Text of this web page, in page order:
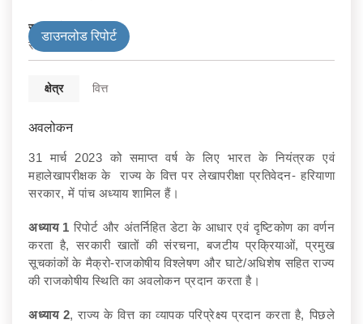
सरकार के प्रकार
राज्य
डाउनलोड रिपोर्ट
क्षेत्र वित्त
अवलोकन
31 मार्च 2023 को समाप्त वर्ष के लिए भारत के नियंत्रक एवं
महालेखापरीक्षक के राज्य के वित्त पर लेखापरीक्षा प्रतिवेदन- हरियाणा
सरकार, में पांच अध्याय शामिल हैं।
अध्याय 1रिपोर्ट और अंतर्निहित डेटा के आधार एवं दृष्टिकोण का वर्णन
करता है, सरकारी खातों की संरचना, बजटीय प्रक्रियाओं, प्रमुख
सूचकांकों के मैक्रो-राजकोषीय विश्लेषण और घाटे/अधिशेष सहित राज्य
की राजकोषीय स्थिति का अवलोकन प्रदान करता है।
अध्याय 2, राज्य के वित्त का व्यापक परिप्रेक्ष्य प्रदान करता है, पिछले